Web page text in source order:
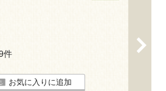
件
お気に入りに追加